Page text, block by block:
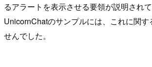
るアラートを表示させる要領が説明されて
UnicornChatのサンプルには、これに関す
せんでした。